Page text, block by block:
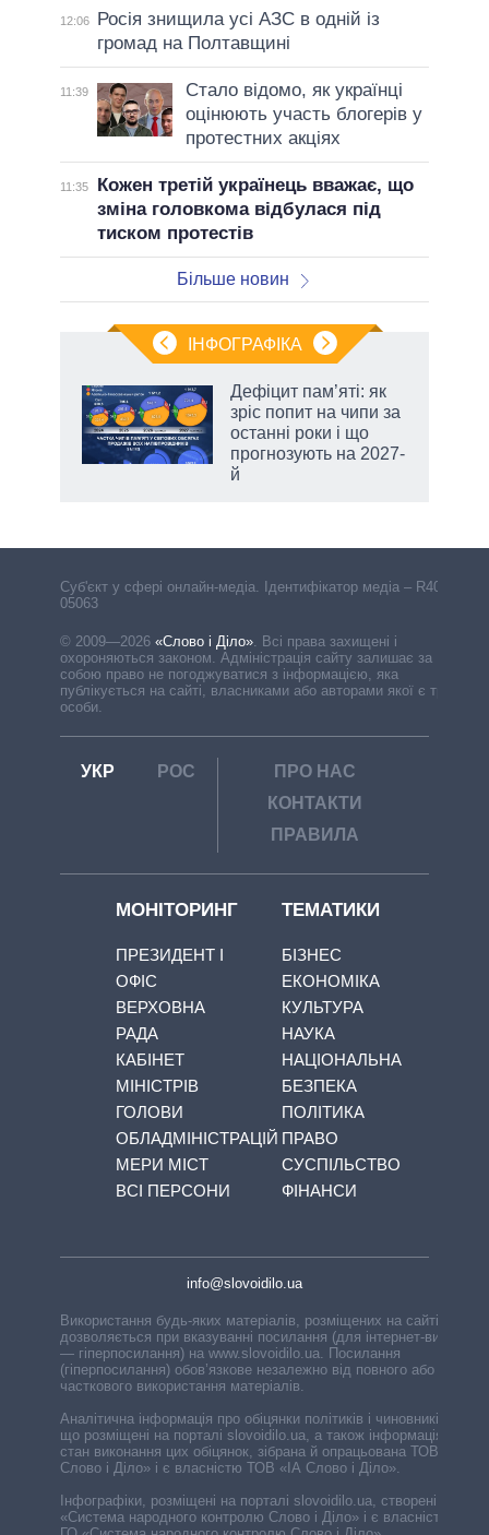
12:06
Росія знищила усі АЗС в одній із
громад на Полтавщині
11:39
Стало відомо, як українці
оцінюють участь блогерів у
протестних акціях
11:35
Кожен третій українець вважає, що
зміна головкома відбулася під
тиском протестів
Більше новин
ІНФОГРАФІКА
Дефіцит пам’яті: як
зріс попит на чипи за
останні роки і що
прогнозують на 2027-
й
Cуб'єкт у сфері онлайн-медіа. Ідентифікатор медіа – R40-
05063
© 2009—2026 «Слово і Діло» Всі права захищені і
охороняються законом. Адміністрація сайту залишає за
собою право не погоджуватися з інформацією, яка
публікується на сайті, власниками або авторами якої є треті
особи.
УКР РОС
ПРО НАС
КОНТАКТИ
ПРАВИЛА
МОНІТОРИНГ
ПРЕЗИДЕНТ І
ОФІС
ВЕРХОВНА
РАДА
КАБІНЕТ
МІНІСТРІВ
ГОЛОВИ
ОБЛАДМІНІСТРАЦІЙ
МЕРИ МІСТ
ВСІ ПЕРСОНИ
ТЕМАТИКИ
БІЗНЕС
ЕКОНОМІКА
КУЛЬТУРА
НАУКА
НАЦІОНАЛЬНА
БЕЗПЕКА
ПОЛІТИКА
ПРАВО
СУСПІЛЬСТВО
ФІНАНСИ
info@slovoidilo.ua
Використання будь-яких матеріалів, розміщених на сайті,
дозволяється при вказуванні посилання (для інтернет-видань
— гіперпосилання) на www.slovoidilo.ua. Посилання
(гіперпосилання) обов’язкове незалежно від повного або
часткового використання матеріалів.
Аналітична інформація про обіцянки політиків і чиновників,
що розміщені на порталі slovoidilo.ua, а також інформація про
стан виконання цих обіцянок, зібрана й опрацьована ТОВ «ІА
Слово і Діло» і є власністю ТОВ «ІА Слово і Діло».
Інфографіки, розміщені на порталі slovoidilo.ua, створені ГО
«Система народного контролю Слово і Діло» і є власністю